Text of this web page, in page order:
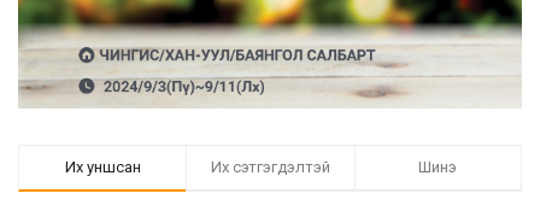
Их уншсан Их сэтгэгдэлтэй Шинэ